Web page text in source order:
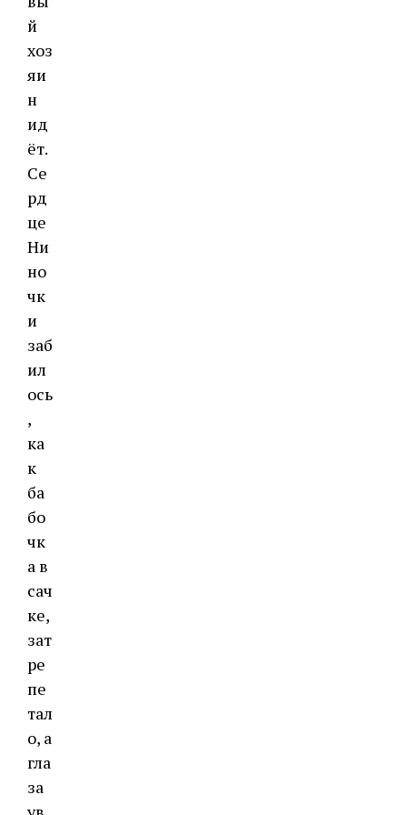
й
хоз
яи
н
ид
ёт.
Се
рд
це
Ни
но
чк
и
заб
ил
ось
,
ка
к
ба
бо
чк
а в
сач
ке,
зат
ре
пе
тал
о, а
гла
за